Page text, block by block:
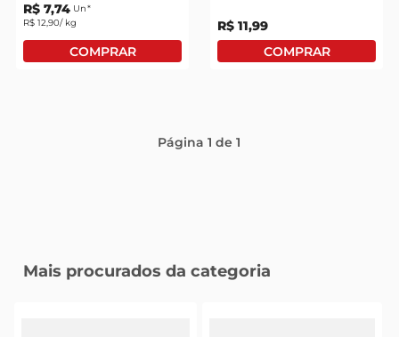
R$ 7,74 Un
R$ 12,90/ kg R$ 11,99
Página1 de1
Mais procurados da categoria